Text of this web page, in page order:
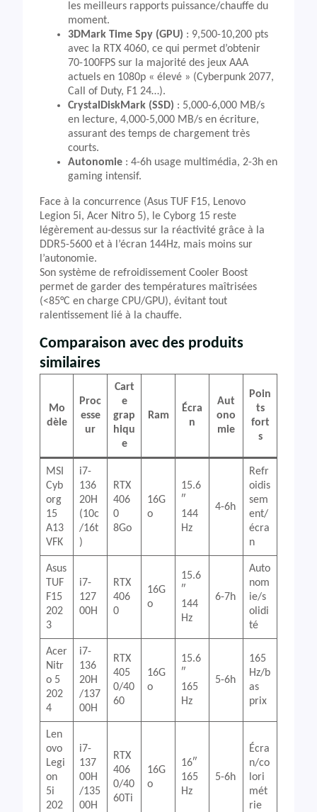
les meilleurs rapports puissance/chauffe du
moment.
3DMark Time Spy (GPU) : 9,500-10,200 pts
avec la RTX 4060, ce qui permet d’obtenir
70-100FPS sur la majorité des jeux AAA
actuels en 1080p « élevé » (Cyberpunk 2077,
Call of Duty, F1 24…).
CrystalDiskMark (SSD) : 5,000-6,000 MB/s
en lecture, 4,000-5,000 MB/s en écriture,
assurant des temps de chargement très
courts.
Autonomie : 4-6h usage multimédia, 2-3h en
gaming intensif.
Face à la concurrence (Asus TUF F15, Lenovo
Legion 5i, Acer Nitro 5), le Cyborg 15 reste
légèrement au-dessus sur la réactivité grâce à la
DDR5-5600 et à l’écran 144Hz, mais moins sur
l’autonomie.
Son système de refroidissement Cooler Boost
permet de garder des températures maîtrisées
(<85°C en charge CPU/GPU), évitant tout
ralentissement lié à la chauffe.
Comparaison avec des produits
similaires
Mo
dèle
Proc
esse
ur
Cart
e
grap
hiqu
e
Ram
Écra
n
Aut
ono
mie
Poin
ts
fort
s
MSI
Cyb
org
15
A13
VFK
i7-
136
20H
(10c
/16t
)
RTX
406
0
8Go
16G
o
15.6
″
144
Hz
4-6h
Refr
oidis
sem
ent/
écra
n
Asus
TUF
F15
202
3
i7-
127
00H
RTX
406
0
16G
o
15.6
″
144
Hz
6-7h
Auto
nom
ie/s
olidi
té
Acer
Nitr
o 5
202
4
i7-
136
20H
/137
00H
RTX
405
0/40
60
16G
o
15.6
″
165
Hz
5-6h
165
Hz/b
as
prix
Len
ovo
Legi
on
5i
202
i7-
137
00H
/135
00H
RTX
406
0/40
60Ti
16G
o
16″
165
Hz
5-6h
Écra
n/co
lori
mét
rie